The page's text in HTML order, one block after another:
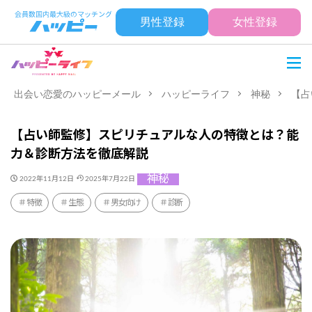
男性登録 女性登録
出会い恋愛のハッピーメール ハッピーライフ 神秘 【
【占い師監修】スピリチュアルな人の特徴とは？能
力＆診断方法を徹底解説
2022年11月12日 2025年7月22日 神秘
特徴 生態 男女向け 診断